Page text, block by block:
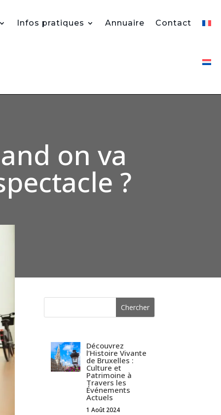
Infos pratiques Annuaire Contact
on va
?
Découvrez
l’Histoire Vivante
de Bruxelles :
Culture et
Patrimoine à
Travers les
Événements
Actuels
1 Août 2024